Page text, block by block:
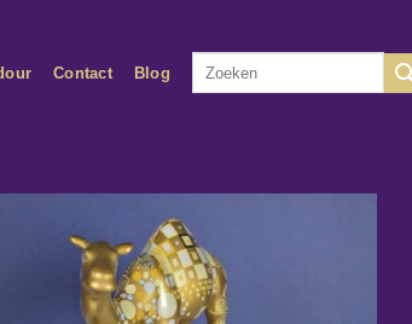
Contact Blog